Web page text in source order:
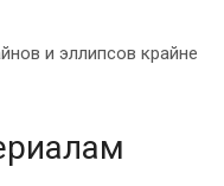
и эллипсов крайне